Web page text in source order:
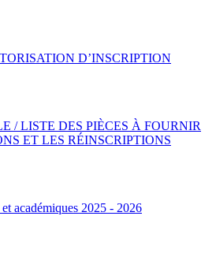
D’INSCRIPTION
/ LISTE DES PIÈCES À FOURNIR
ET LES RÉINSCRIPTIONS
académiques 2025 - 2026